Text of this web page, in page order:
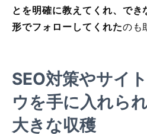
とを明確に教えてくれ、で
形でフォローしてくれたのも
SEO対策やサイ
ウを手に入れら
大きな収穫